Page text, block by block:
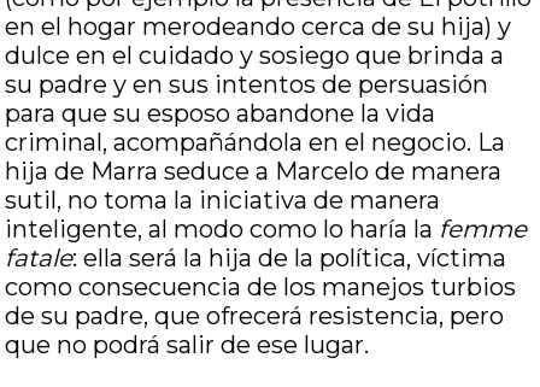
en el hogar merodeando cerca de su hija) y
dulce en el cuidado y sosiego que brinda a
su padre y en sus intentos de persuasión
para que su esposo abandone la vida
criminal, acompañándola en el negocio. La
hija de Marra seduce a Marcelo de manera
sutil, no toma la iniciativa de manera
inteligente, al modo como lo haría la femme
fatale: ella será la hija de la política, víctima
como consecuencia de los manejos turbios
de su padre, que ofrecerá resistencia, pero
que no podrá salir de ese lugar.